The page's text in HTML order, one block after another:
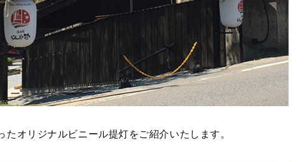
たオリジナルビニール提灯をご紹介いたします。